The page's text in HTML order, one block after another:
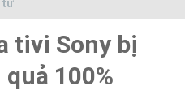
cũ hỏng tại hải dương
tử
tivi Sony bị
100%